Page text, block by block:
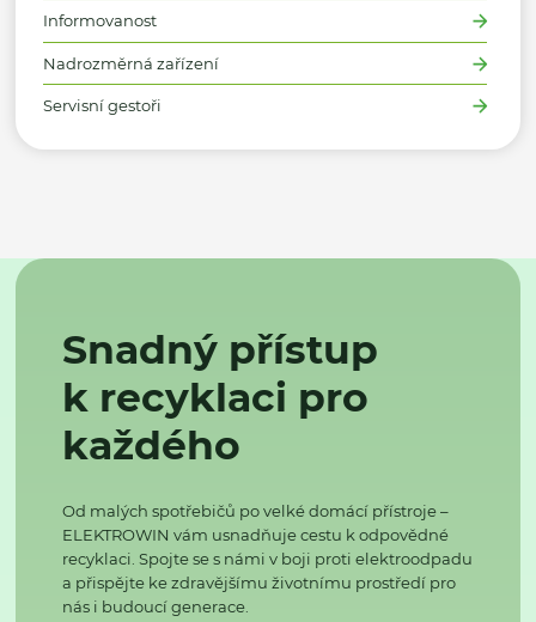
Informovanost
Nadrozměrná zařízení
Servisní gestoři
Snadný přístup
k recyklaci pro
každého
Od malých spotřebičů po velké domácí přístroje –
ELEKTROWIN vám usnadňuje cestu k odpovědné
recyklaci. Spojte se s námi v boji proti elektroodpadu
a přispějte ke zdravějšímu životnímu prostředí pro
nás i budoucí generace.